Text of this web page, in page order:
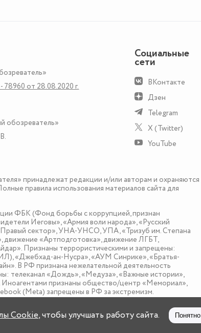
от 28.08.2020 г.
обозреватель»
Социальные
сети
ВКонтакте
Дзен
Telegram
X (Twitter)
YouTube
принадлежат редакции и/или авторам и охраняются
правила использования материалов сайта для
ФБК (Фонд борьбы с коррупцией, признан
Иеговы», «Армия воли народа», «Русский
сектор», УНА-УНСО, УПА, «Тризуб им. Степана
«Артподготовка», движение ЛГБТ,
Признаны террористическими и запрещены:
«Джебхад-ан-Нусра», «АУМ Синрике», «Братья-
В РФ признана нежелательной деятельность
телеканал «Дождь», «Медуза», «Важные истории»,
признаны общество/центр «Мемориал»,
(Metа) запрещены в РФ за экстремизм.
Cookie, чтобы улучшать работу сайта. Понятно